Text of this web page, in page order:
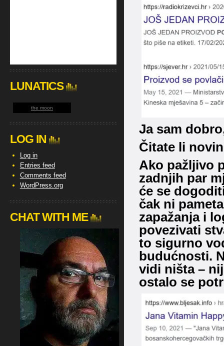
Ja sam
Čitate li
Ako pažljivo
zadnjih par
će se
čak ni
zapažanja i
povezivati
to sigurno
budućnosti.
vidi ništa –
ostalo se
LUNATICS
the moon
LOG IN
Log in
Entries feed
Comments feed
WordPress.org
CHAT WITH ME